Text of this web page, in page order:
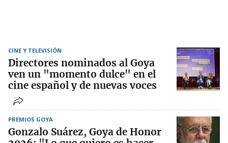
CINE Y TELEVISIÓN
Directores nominados al Goya
ven un "momento dulce" en el
cine español y de nuevas voces
PREMIOS GOYA
Gonzalo Suárez, Goya de Honor